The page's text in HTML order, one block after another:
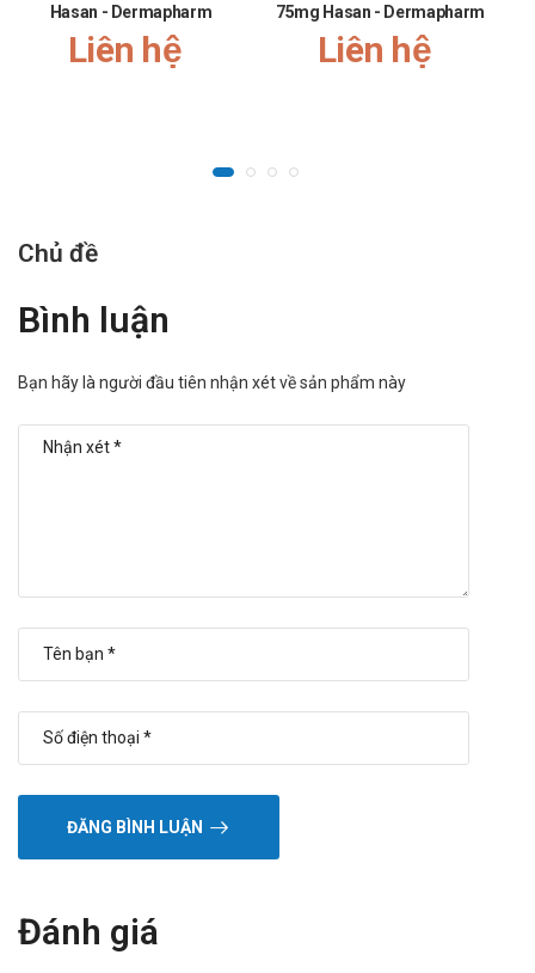
Hasan - Dermapharm
Liên hệ
75mg Hasan - Dermapharm
Liên hệ
Chủ đề
Bình luận
Bạn hãy là người đầu tiên nhận xét về sản phẩm này
ĐĂNG BÌNH LUẬN
Đánh giá